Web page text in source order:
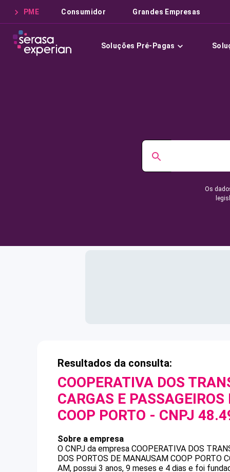
PME Consumidor Grandes Empresas
Soluções Pré-Pagas
Os
Resultados da consulta:
COOPERATIVA DOS
CARGAS E
COOP PORTO - CNPJ
Sobre a empresa
O CNPJ da empresa COOPERATIVA DOS
DOS PORTOS DE MANAUSAM COOP PORTO
AM, possui 3 anos, 9 meses e 4 dias e foi